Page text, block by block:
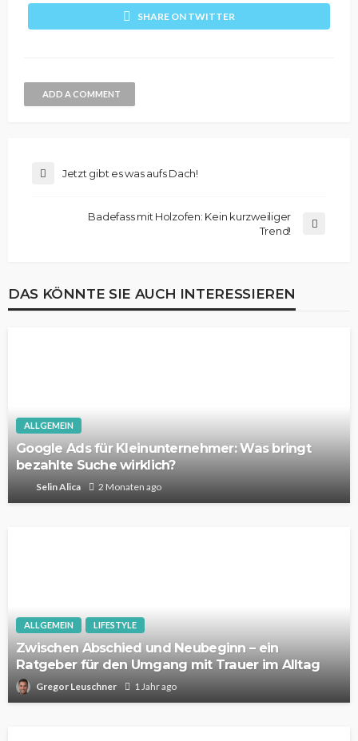
SHARE ON TWITTER
ADD A COMMENT
Jetzt gibt es was aufs Dach!
Badefass mit Holzofen: Kein kurzweiliger
Trend!
DAS KÖNNTE SIE AUCH INTERESSIEREN
ALLGEMEIN
Google Ads für Kleinunternehmer: Was bringt
bezahlte Suche wirklich?
Selin Alica 2 Monaten ago
ALLGEMEIN LIFESTYLE
Zwischen Abschied und Neubeginn – ein
Ratgeber für den Umgang mit Trauer im Alltag
Gregor Leuschner 1 Jahr ago